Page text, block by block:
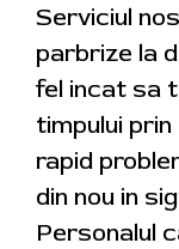
Serviciul
parbrize la
fel incat sa
timpului
rapid
din nou in
Personalul